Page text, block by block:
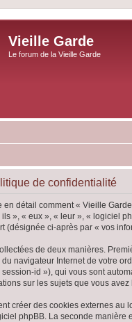
Vieille Garde
Le forum de la Vieille Garde
de confidentialité
détail comment « Vieille
», « eux », « leur », « logiciel
(désignée ci-après par « vos
de deux manières.
du navigateur Internet de votre
id »), qui vous sont
sur les sujets que vous
créer des cookies externes
phpBB. La seconde manière